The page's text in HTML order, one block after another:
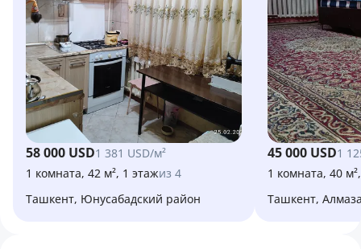
58 000 USD1 381 USD/м²
1 комната, 42 м², 1 этажиз 4
Ташкент, Юнусабадский район
45 000 USD1
1 комната, 40
Ташкент,